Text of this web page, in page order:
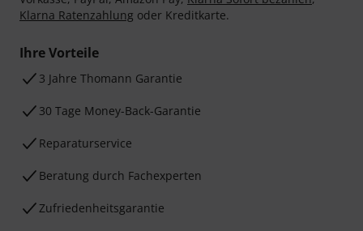
Klarna Ratenzahlung oder Kreditkarte.
Ihre Vorteile
3 Jahre Thomann Garantie
30 Tage Money-Back-Garantie
Reparaturservice
Beratung durch Fachexperten
Zufriedenheitsgarantie